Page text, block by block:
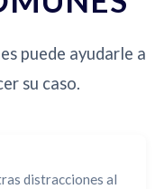
puede ayudarle a
su caso.
distracciones al